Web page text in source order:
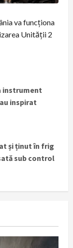
va funcționa
Unității 2
instrument
inspirat
și ținut în frig
sub control